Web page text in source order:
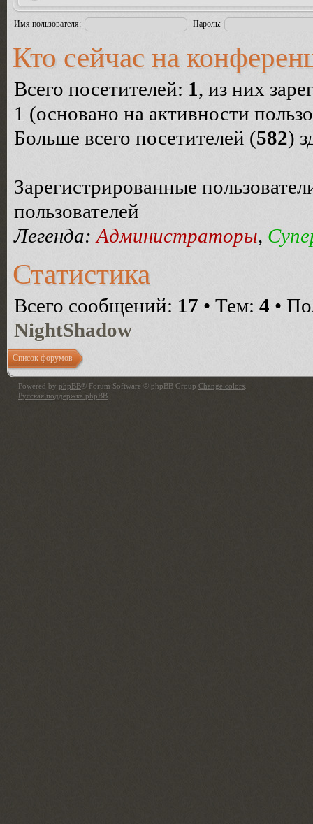
Имя пользователя: Пароль:
Кто сейчас на
Всего посетителей: 1, из них
1 (основано на активности
Больше всего посетителей (582)
Зарегистрированные
пользователей
Легенда: Администраторы,
Статистика
Всего сообщений: 17 • Тем: 4 •
NightShadow
Список форумов
Powered by phpBB® Forum Software © phpBB Group Change colors
Русская поддержка phpBB